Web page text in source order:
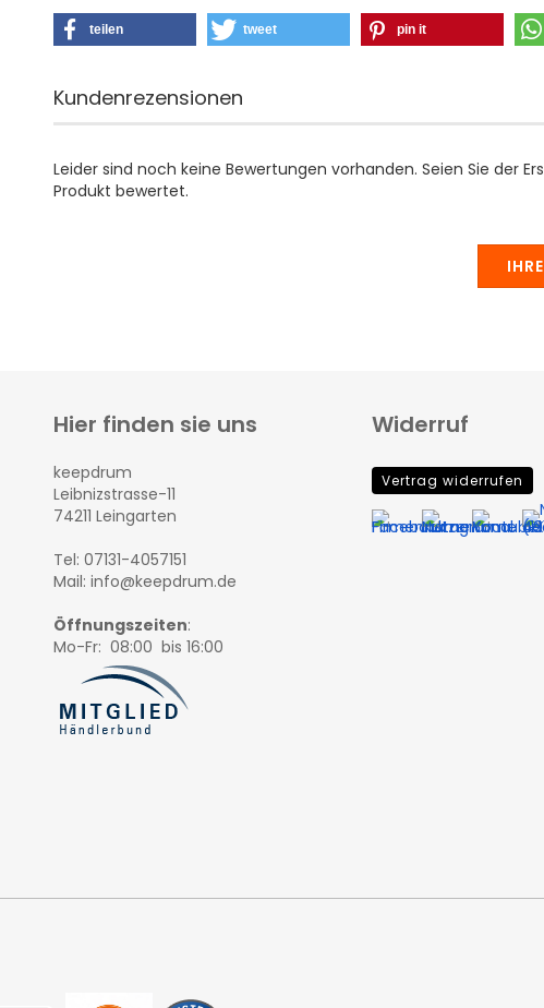
teilen tweet pin it
Kundenrezensionen
Leider sind noch keine Bewertungen vorhanden. Seien Sie der
Produkt bewertet.
Hier finden sie uns
keepdrum
Leibnizstrasse-11
74211 Leingarten
Tel: 07131-4057151
Mail: info@keepdrum.de
Öffnungszeiten:
Mo-Fr: 08:00 bis 16:00
Widerruf
Vertrag widerrufen